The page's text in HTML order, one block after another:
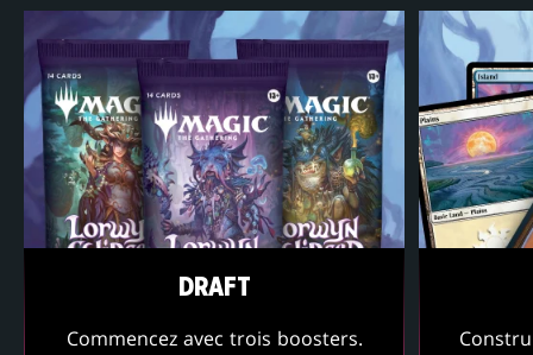
DRAFT
Commencez avec trois boosters.